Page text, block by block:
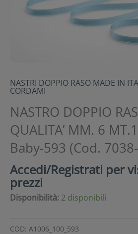
NASTRI DOPPIO RASO MADE IN
CORDAMI
NASTRO DOPPIO
QUALITA’ MM. 6
Baby-593 (Cod.
Accedi/Registrati per
prezzi
Disponibilità: 2 disponibili
COD: A1006_100_593